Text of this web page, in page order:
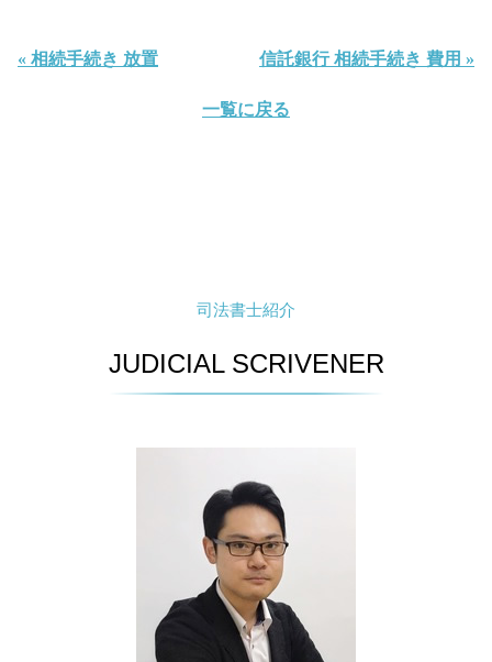
« 相続手続き 放置 信託銀行 相続手続き 費用 »
一覧に戻る
司法書士紹介
JUDICIAL SCRIVENER